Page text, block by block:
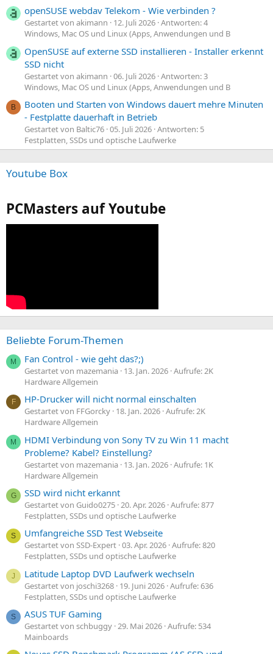
openSUSE webdav Telekom - Wie verbinden ?
Gestartet von akimann 12. Juli 2026 Antworten: 4
Windows, Mac OS und Linux (Apps, Anwendungen und B
OpenSUSE auf externe SSD installieren - Installer erkennt
SSD nicht
Gestartet von akimann 06. Juli 2026 Antworten: 3
Windows, Mac OS und Linux (Apps, Anwendungen und B
B
Booten und Starten von Windows dauert mehre Minuten
- Festplatte dauerhaft in Betrieb
Gestartet von Baltic76 05. Juli 2026 Antworten: 5
Festplatten, SSDs und optische Laufwerke
Youtube Box
PCMasters auf Youtube
Beliebte Forum-Themen
M Fan Control - wie geht das?;)
Gestartet von mazemania 13. Jan. 2026 Aufrufe: 2K
Hardware Allgemein
F HP-Drucker will nicht normal einschalten
Gestartet von FFGorcky 18. Jan. 2026 Aufrufe: 2K
Hardware Allgemein
M
HDMI Verbindung von Sony TV zu Win 11 macht
Probleme? Kabel? Einstellung?
Gestartet von mazemania 13. Jan. 2026 Aufrufe: 1K
Hardware Allgemein
G SSD wird nicht erkannt
Gestartet von Guido0275 20. Apr. 2026 Aufrufe: 877
Festplatten, SSDs und optische Laufwerke
S Umfangreiche SSD Test Webseite
Gestartet von SSD-Expert 03. Apr. 2026 Aufrufe: 820
Festplatten, SSDs und optische Laufwerke
J Latitude Laptop DVD Laufwerk wechseln
Gestartet von joschi3268 19. Juni 2026 Aufrufe: 636
Festplatten, SSDs und optische Laufwerke
S ASUS TUF Gaming
Gestartet von schbuggy 29. Mai 2026 Aufrufe: 534
Mainboards